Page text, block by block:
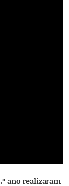
ano realizaram